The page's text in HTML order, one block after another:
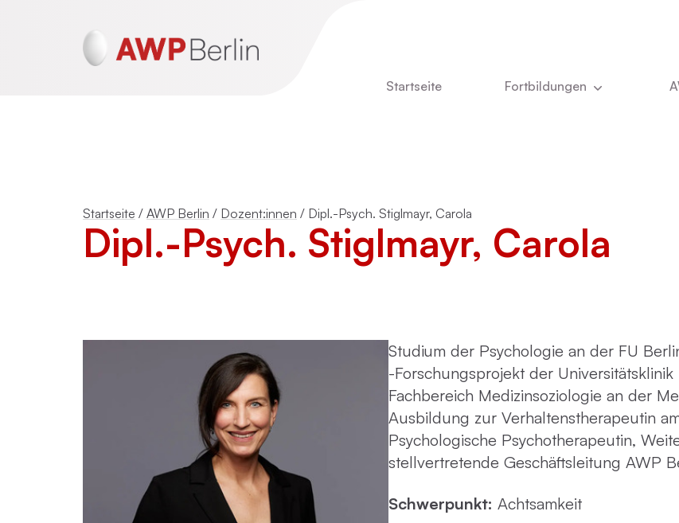
Startseite Fortbildungen
(DeGPT)
Kinder- und
Mentalisierungsbasierte Psychotherapie
Schematherapie
Emotionsfokussierte Therapie Paartherapie
Achtsamkeit in der Psychotherapie ACT
Praxisnahe Einzelkurse
Systemische Therapie / Systemisches
Startseite / AWP Berlin / Dozent:innen / Dipl.-Psych. Stiglmayr, Carola
Dipl.-Psych. Stiglmayr, Carola
Studium der Psychologie an der FU
-Forschungsprojekt der
Fachbereich Medizinsoziologie an der
Ausbildung zur Verhaltenstherapeutin
Psychologische Psychotherapeutin,
stellvertretende Geschäftsleitung AWP
Schwerpunkt: Achtsamkeit